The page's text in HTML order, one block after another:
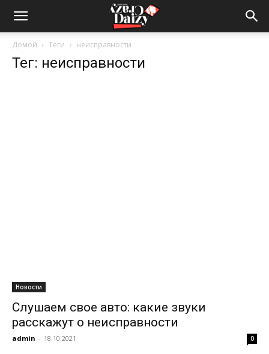
Crazy-
Daizy
всем
Домой Теги неисправности
Тег: неисправности
Новости
Слушаем свое авто: какие звуки
расскажут о неисправности
admin - 18.10.2021 0